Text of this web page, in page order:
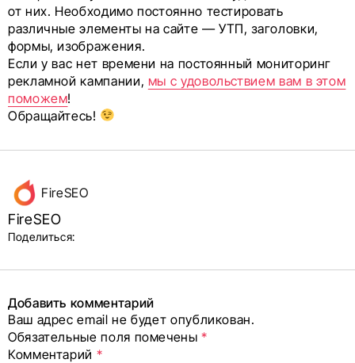
от них. Необходимо постоянно тестировать
различные элементы на сайте — УТП, заголовки,
формы, изображения.
Если у вас нет времени на постоянный мониторинг
рекламной кампании, мы с удовольствием вам в этом
поможем!
Обращайтесь!
Данные
об авторе
и блок
поделиться
в соцсетях
FireSEO
FireSEO
Поделиться:
Добавить комментарий
Ваш адрес email не будет опубликован.
Обязательные поля помечены*
Комментарий *
Alternative: